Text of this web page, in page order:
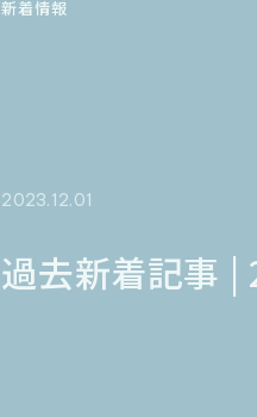
新着情報
2023.12.01
過去新着記事 |